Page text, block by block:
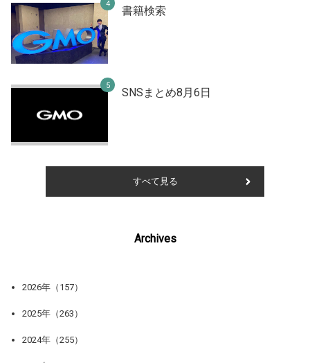
書籍検索
SNSまとめ8月6日
すべて見る
Archives
2026年（157）
2025年（263）
2024年（255）